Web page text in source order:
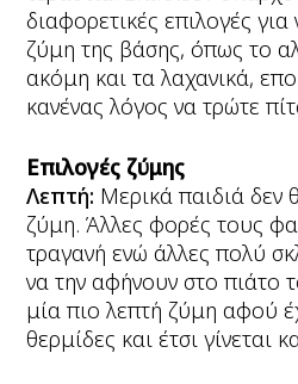
διαφορετικές επιλογές
ζύμη της βάσης, όπως το
ακόμη και τα λαχανικά,
κανένας λόγος να τρώτε
Επιλογές ζύμης
Λεπτή: Μερικά παιδιά δεν
ζύμη. Άλλες φορές τους
τραγανή ενώ άλλες πολύ
να την αφήνουν στο πιάτο
μία πιο λεπτή ζύμη αφού
θερμίδες και έτσι γίνεται